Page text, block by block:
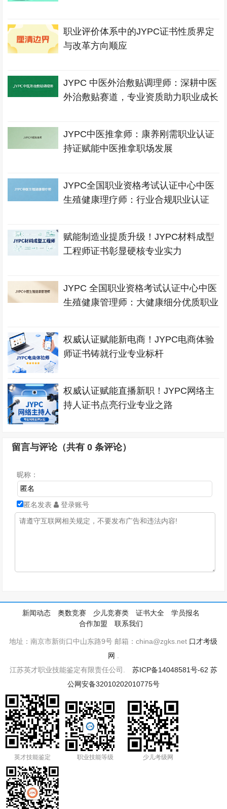
职业评价体系中的JYPC证书性质界定
与改革方向顺应
JYPC 中医外治敷贴调理师：深耕中医
外治敷贴赛道，专业资质助力职业成长
JYPC中医推拿师：康养刚需职业认证
持证赋能中医推拿职场发展
JYPC全国职业资格考试认证中心中医
生殖健康理疗师：行业合规职业认证
赋能制造业提质升级！JYPC材料成型
工程师证书彰显硬核专业实力
JYPC 全国职业资格考试认证中心中医
生殖健康管理师：大健康细分优质职业
权威认证赋能新电商！JYPC电商体验
师证书铸就行业专业标杆
权威认证赋能直播新职！JYPC网络主
持人证书点亮行业专业之路
留言与评论（共有0 条评论）
昵称：
匿名发表 登录账号
新闻动态 奥数竞赛 少儿竞赛类 证书大全
学员报名
合作加盟
联系我们
地址：南京市新街口中山东路9号 邮箱：china@zgks.net 口才考级
网
江苏英才职业技能鉴定有限责任公司. 苏ICP备14048581号-62 苏
公网安备32010202010775号
英才技能鉴定 职业技能等级 少儿考级网